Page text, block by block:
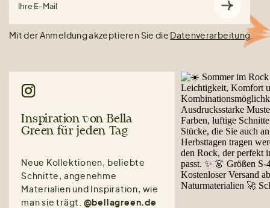
Ihre E-Mail
Mit der Anmeldung akzeptieren Sie die Datenverarbeitung.
Inspiration von Bella
Green für jeden Tag
Neue Kollektionen, beliebte
Schnitte, angenehme
Materialien und Inspiration, wie
man sie trägt. @bellagreen.de